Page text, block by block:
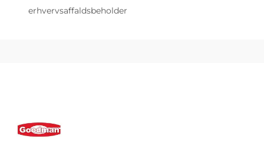
erhvervsaffaldsbeholder